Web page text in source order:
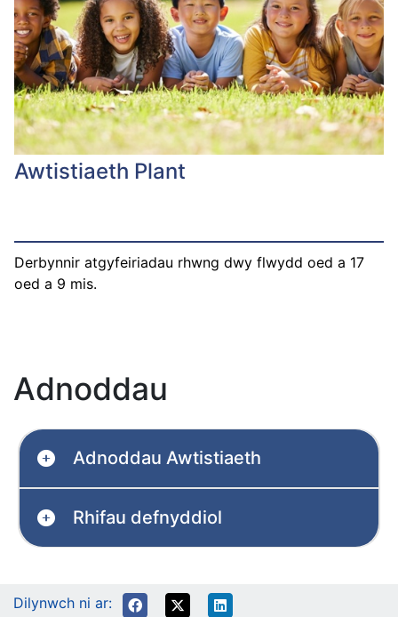
Awtistiaeth Plant
Derbynnir atgyfeiriadau rhwng dwy flwydd oed a 17
oed a 9 mis.
Adnoddau
Adnoddau Awtistiaeth
Rhifau defnyddiol
Dilynwch ni ar: